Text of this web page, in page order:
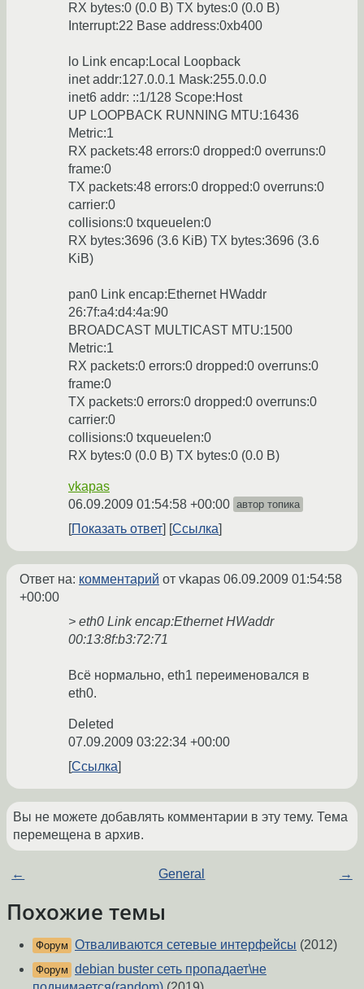
RX bytes:0 (0.0 B) TX bytes:0 (0.0 B)
Interrupt:22 Base address:0xb400
lo Link encap:Local Loopback
inet addr:127.0.0.1 Mask:255.0.0.0
inet6 addr: ::1/128 Scope:Host
UP LOOPBACK RUNNING MTU:16436
Metric:1
RX packets:48 errors:0 dropped:0 overruns:0
frame:0
TX packets:48 errors:0 dropped:0 overruns:0
carrier:0
collisions:0 txqueuelen:0
RX bytes:3696 (3.6 KiB) TX bytes:3696 (3.6
KiB)
pan0 Link encap:Ethernet HWaddr
26:7f:a4:d4:4a:90
BROADCAST MULTICAST MTU:1500
Metric:1
RX packets:0 errors:0 dropped:0 overruns:0
frame:0
TX packets:0 errors:0 dropped:0 overruns:0
carrier:0
collisions:0 txqueuelen:0
RX bytes:0 (0.0 B) TX bytes:0 (0.0 B)
vkapas
06.09.2009 01:54:58 +00:00 автор топика
Показать ответ Ссылка
Ответ на: комментарий от vkapas 06.09.2009 01:54:58
+00:00
> eth0 Link encap:Ethernet HWaddr
00:13:8f:b3:72:71
Всё нормально, eth1 переименовался в
eth0.
Deleted
07.09.2009 03:22:34 +00:00
Ссылка
Вы не можете добавлять комментарии в эту тему. Тема
перемещена в архив.
← General →
Похожие темы
Форум Отваливаются сетевые интерфейсы (2012)
Форум debian buster сеть пропадает\не